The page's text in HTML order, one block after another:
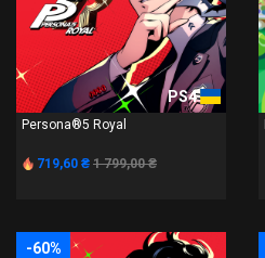
PS4
Persona®5 Royal
719,60 ₴ 1 799,00 ₴
-60%